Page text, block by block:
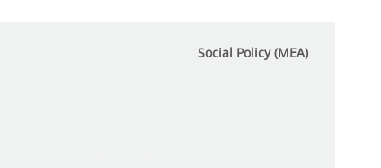
Social Policy (MEA)